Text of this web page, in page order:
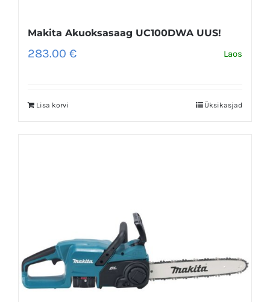
Makita Akuoksasaag UC100DWA UUS!
283.00 € Laos
Lisa korvi Üksikasjad